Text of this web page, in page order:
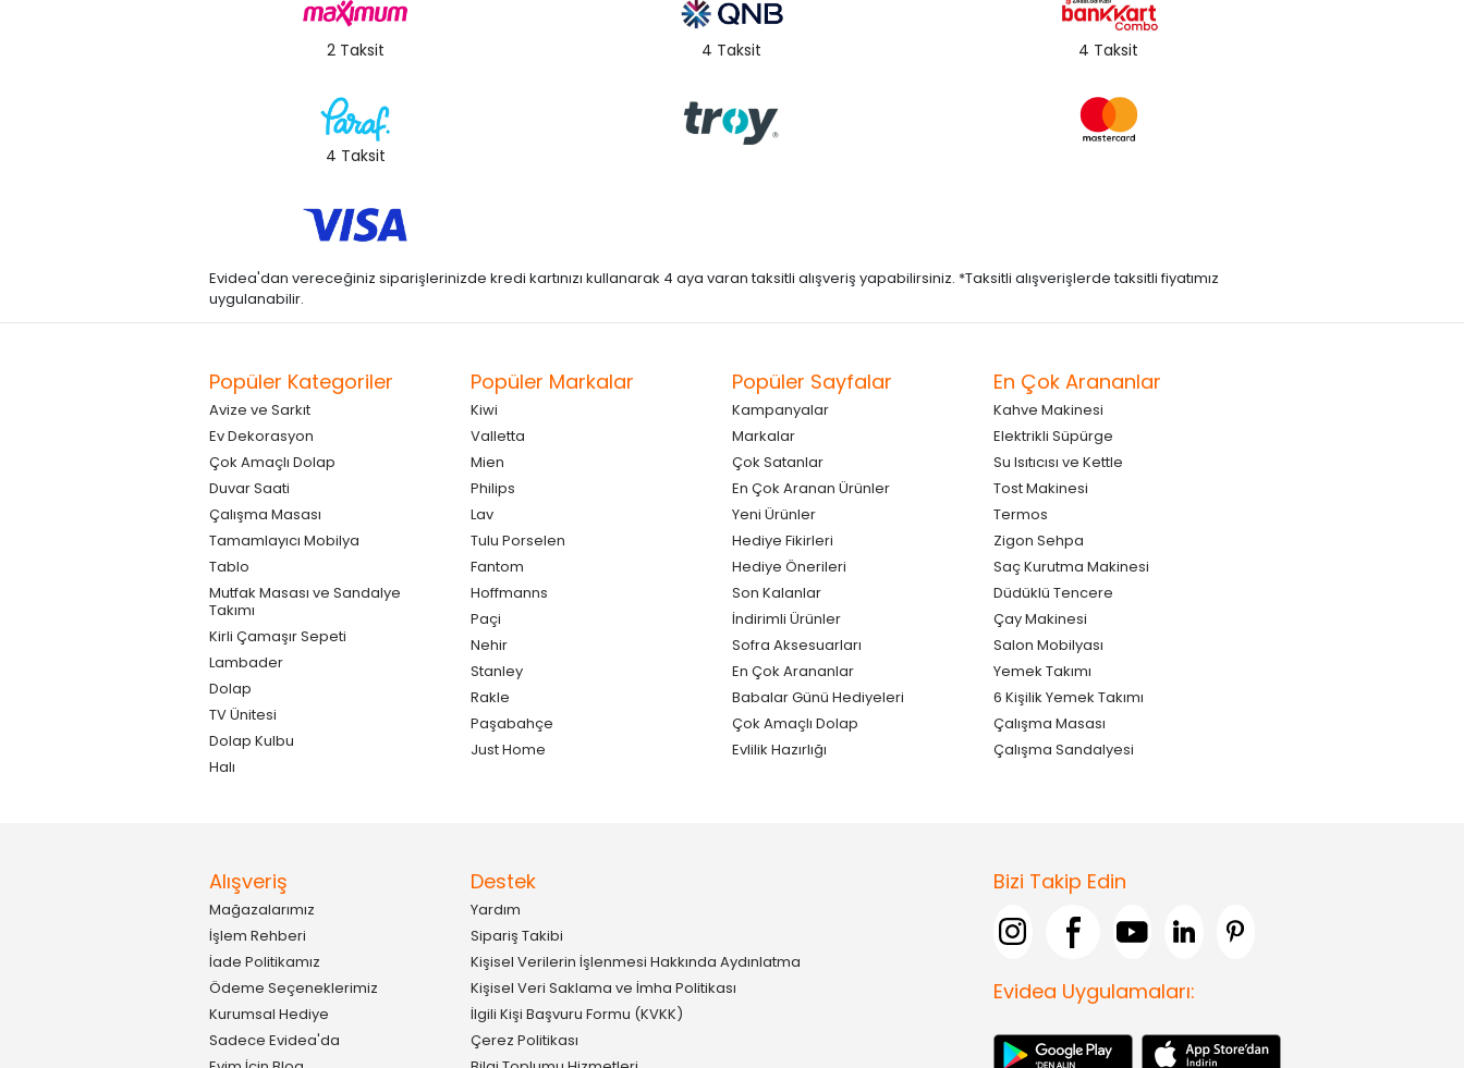
2 Taksit 4 Taksit 4 Taksit
4 Taksit
Evidea'dan vereceğiniz siparişlerinizde kredi kartınızı kullanarak 4 aya varan taksitli alışveriş yapabilirsiniz. *Taksitli alışverişlerde taksitli fiyatımız
uygulanabilir.
Popüler Kategoriler
Avize ve Sarkıt
Ev Dekorasyon
Çok Amaçlı Dolap
Duvar Saati
Çalışma Masası
Tamamlayıcı Mobilya
Tablo
Mutfak Masası ve Sandalye
Takımı
Kirli Çamaşır Sepeti
Lambader
Dolap
TV Ünitesi
Dolap Kulbu
Halı
Popüler Markalar
Kiwi
Valletta
Mien
Philips
Lav
Tulu Porselen
Fantom
Hoffmanns
Paçi
Nehir
Stanley
Rakle
Paşabahçe
Just Home
Popüler Sayfalar
Kampanyalar
Markalar
Çok Satanlar
En Çok Aranan Ürünler
Yeni Ürünler
Hediye Fikirleri
Hediye Önerileri
Son Kalanlar
İndirimli Ürünler
Sofra Aksesuarları
En Çok Arananlar
Babalar Günü Hediyeleri
Çok Amaçlı Dolap
Evlilik Hazırlığı
En Çok Arananlar
Kahve Makinesi
Elektrikli Süpürge
Su Isıtıcısı ve Kettle
Tost Makinesi
Termos
Zigon Sehpa
Saç Kurutma Makinesi
Düdüklü Tencere
Çay Makinesi
Salon Mobilyası
Yemek Takımı
6 Kişilik Yemek Takımı
Çalışma Masası
Çalışma Sandalyesi
Alışveriş
Mağazalarımız
İşlem Rehberi
İade Politikamız
Ödeme Seçeneklerimiz
Kurumsal Hediye
Sadece Evidea'da
Destek
Yardım
Sipariş Takibi
Kişisel Verilerin İşlenmesi Hakkında Aydınlatma
Kişisel Veri Saklama ve İmha Politikası
İlgili Kişi Başvuru Formu (KVKK)
Çerez Politikası
Bizi Takip Edin
Evidea Uygulamaları: